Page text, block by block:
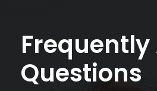
Frequently
Questions